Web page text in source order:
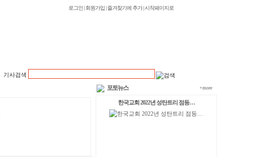
로그인|회원가입|즐겨찾기에 추가|시작페이지로
기사검색
포토뉴스 +more
한국교회 2022년 성탄트리 점등…